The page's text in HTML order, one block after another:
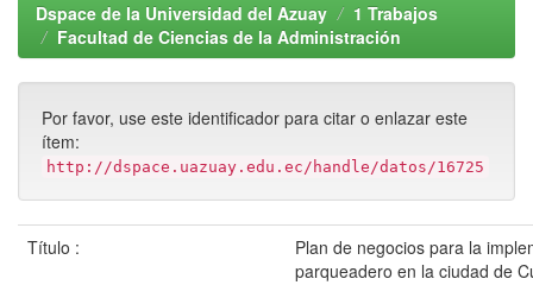
Dspace de la Universidad del Azuay
1 Trabajos
Facultad de Ciencias de la Administración
Por favor, use este identificador para citar o enlazar este
ítem:
http://dspace.uazuay.edu.ec/handle/datos/16725
Título :
Plan de negocios para la
parqueadero en la ciudad de